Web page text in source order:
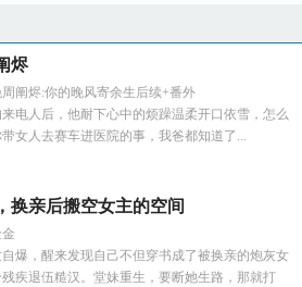
烬
阐烬:你的晚风寄余生后续+番外
电人后，他耐下心中的烦躁温柔开口依雪，怎么
女人去赛车进医院的事，我爸都知道了...
换亲后搬空女主的空间
爆，醒来发现自己不但穿书成了被换亲的炮灰女
疾退伍糙汉。堂妹重生，要断她生路，那就打